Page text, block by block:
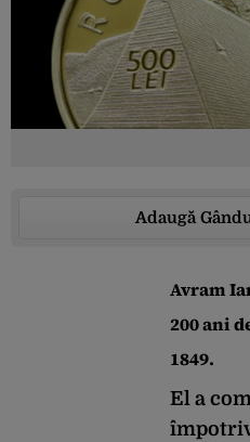
Adaugă
Avram
200 ani
1849.
El a